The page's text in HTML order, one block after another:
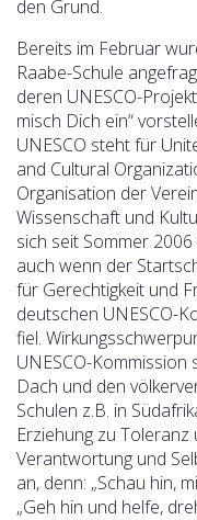
den Grund.
Bereits im Februar
Raabe-Schule
deren UNESCO-
misch Dich ein“
UNESCO steht für
and Cultural
Organisation der
Wissenschaft und
sich seit Sommer
auch wenn der
für Gerechtigkeit und
deutschen UNESCO-
fiel.
UNESCO-
Dach und den
Schulen z.B. in
Erziehung zu
Verantwortung und
an, denn: „Schau hin,
„Geh hin und helfe,